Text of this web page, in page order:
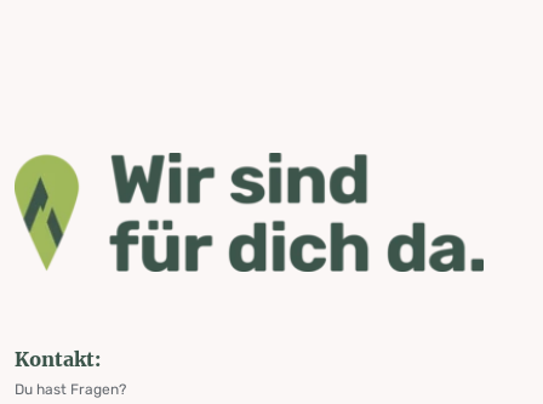
Kontakt:
Du hast Fragen?